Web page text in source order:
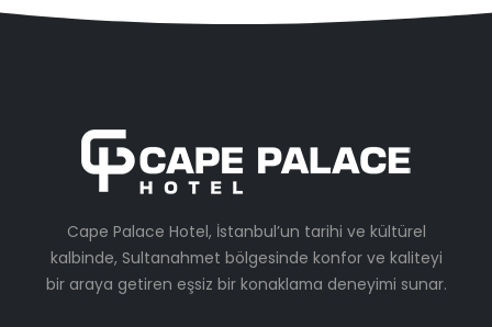
Cape Palace Hotel, İstanbul’un tarihi ve kültürel
kalbinde, Sultanahmet bölgesinde konfor ve kaliteyi
bir araya getiren eşsiz bir konaklama deneyimi sunar.